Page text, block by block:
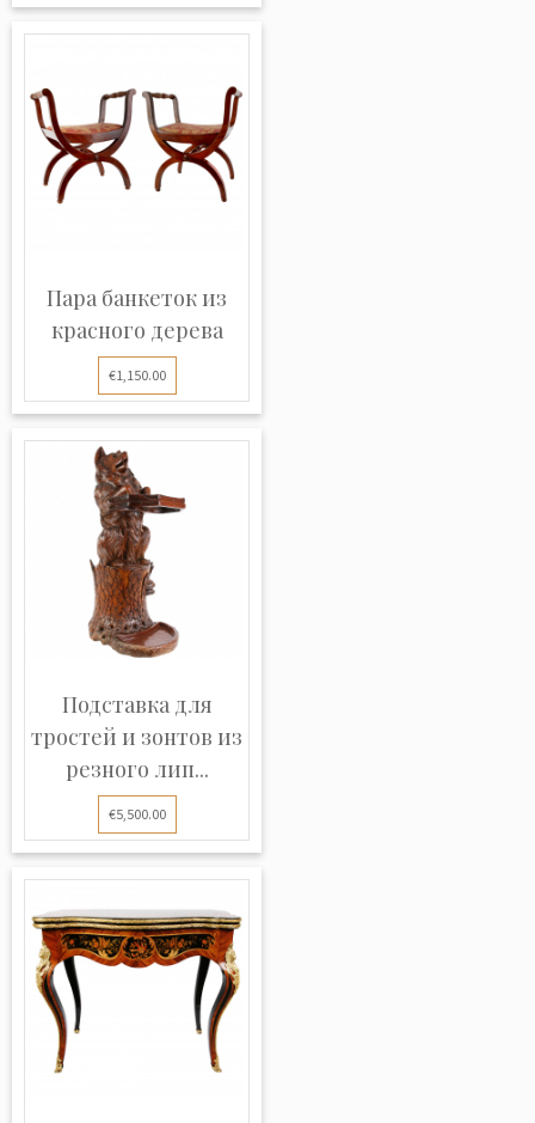
Пара банкеток из
красного дерева
€1,150.00
Подставка для
тростей и зонтов из
резного лип...
€5,500.00